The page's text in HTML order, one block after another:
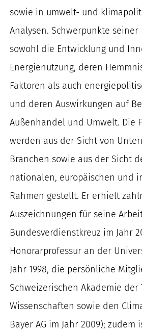
sowie in umwelt- und
Analysen. Schwerpunkte seiner
sowohl die Entwicklung und
Energienutzung, deren
Faktoren als auch
und deren Auswirkungen auf
Außenhandel und Umwelt. Die
werden aus der Sicht von
Branchen sowie aus der Sicht
nationalen, europäischen und
Rahmen gestellt. Er erhielt
Auszeichnungen für seine
Bundesverdienstkreuz im Jahr
Honorarprofessur an der
Jahr 1998, die persönliche
Schweizerischen Akademie der
Wissenschaften sowie den
Bayer AG im Jahr 2009); zudem